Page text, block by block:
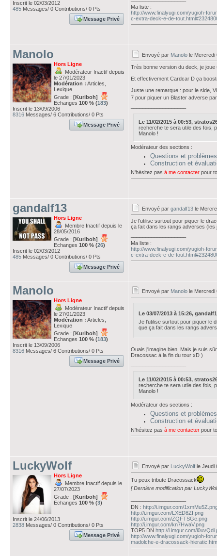
Inscrit le 02/03/2012
485 Messages/ 0 Contributions/ 0 Pts
Message Privé
Ma liste :
http://www.finalyugi.com/yugioh-
c-extra-deck-e-de-
Manolo
Hors Ligne
Modérateur Inactif depuis
le 27/01/2023
Modération : Articles,
Lexique
Grade : [Kuriboh]
Echanges 100 % (183)
Inscrit le 13/09/2006
8316 Messages/ 6 Contributions/ 0 Pts
Message Privé
Envoyé par Manolo le Mercredi
Très bonne version du deck, je
Et effectivement Cardcar D ça
Juste une remarque : pour le side,
7 pour piquer un Blaster adverse
Le 11/02/2015 à 00:53,
recherche te sera utile des fois,
Manolo !
Modérateur des sections :
Questions et
Construction et
N'hésitez pas à me contacter pour
gandalf13
Hors Ligne
Membre Inactif depuis le
28/05/2016
Grade : [Kuriboh]
Echanges 100 % (26)
Inscrit le 02/03/2012
485 Messages/ 0 Contributions/ 0 Pts
Message Privé
Envoyé par gandalf13 le
Je l'utilise surtout pour piquer le
ça fait dans les rangs adverses
Ma liste :
http://www.finalyugi.com/yugioh-
c-extra-deck-e-de-
Manolo
Hors Ligne
Modérateur Inactif depuis
le 27/01/2023
Modération : Articles,
Lexique
Grade : [Kuriboh]
Echanges 100 % (183)
Inscrit le 13/09/2006
8316 Messages/ 6 Contributions/ 0 Pts
Message Privé
Envoyé par Manolo le Mercredi
Le 03/07/2013 à 15:26,
Je l'utilise surtout pour piquer le
que ça fait dans les rangs
Ouais j'imagine bien. Mais je suis
Dracossac à la fin du tour xD )
Le 11/02/2015 à 00:53,
recherche te sera utile des fois,
Manolo !
Modérateur des sections :
Questions et
Construction et
N'hésitez pas à me contacter pour
LuckyWolf
Hors Ligne
Membre Inactif depuis le
27/07/2023
Grade : [Kuriboh]
Echanges 100 % (3)
Inscrit le 24/06/2013
2838 Messages/ 0 Contributions/ 0 Pts
Message Privé
Envoyé par LuckyWolf le Jeudi
Tu peux tribute Dracossack
[ Dernière modification par
DN : http://i.imgur.com/
http://i.imgur.com/LXED8ZI.png
http://i.imgur.com/ZQFTSGe.png
http://i.imgur.com/kn7HwaV.png
TOP5 DN http://i.imgur.com/
http://www.finalyugi.com/yugioh-
madolche-e-dracossack-